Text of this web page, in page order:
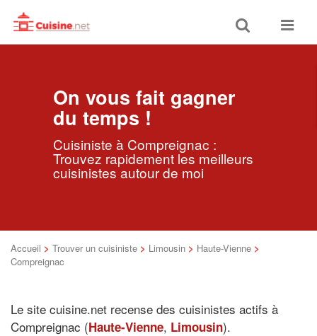
Toggle
search
Toggle
On vous fait gagner
du temps !
Cuisiniste à Compreignac :
Trouvez rapidement les meilleurs
cuisinistes autour de moi
Accueil > Trouver un cuisiniste > Limousin > Haute-Vienne >
Compreignac
Le site cuisine.net recense des cuisinistes actifs à
Compreignac (Haute-Vienne, Limousin).